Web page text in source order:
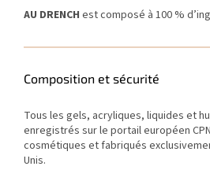
AU DRENCH est composé à 100 %
Composition et sécurité
Tous les gels, acryliques, liquides et
enregistrés sur le portail européen
cosmétiques et fabriqués
Unis.